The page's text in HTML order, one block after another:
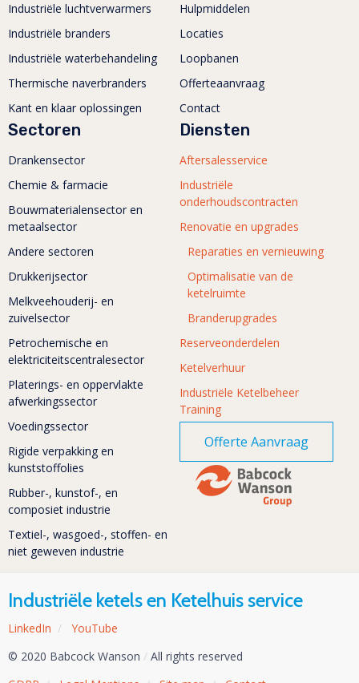
Industriële luchtverwarmers
Industriële branders
Industriële waterbehandeling
Thermische naverbranders
Kant en klaar oplossingen
Hulpmiddelen
Locaties
Loopbanen
Offerteaanvraag
Contact
Sectoren
Drankensector
Chemie & farmacie
Bouwmaterialensector en
metaalsector
Andere sectoren
Drukkerijsector
Melkveehouderij- en
zuivelsector
Petrochemische en
elektriciteitscentralesector
Platerings- en oppervlakte
afwerkingssector
Voedingssector
Rigide verpakking en
kunststoffolies
Rubber-, kunstof-, en
composiet industrie
Textiel-, wasgoed-, stoffen- en
niet geweven industrie
Diensten
Aftersalesservice
Industriële
onderhoudscontracten
Renovatie en upgrades
Reparaties en vernieuwing
Optimalisatie van de
ketelruimte
Branderupgrades
Reserveonderdelen
Ketelverhuur
Industriële Ketelbeheer
Training
Offerte Aanvraag
Industriële ketels en Ketelhuis service
LinkedIn /
YouTube
© 2020 Babcock Wanson / All rights reserved